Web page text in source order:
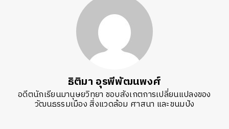
ธิติมา อุรพีพัฒนพงศ์
อดีตนักเรียนมานุษยวิทยา ชอบสังเกตการเปลี่ยนแปลงของ
วัฒนธรรมเมือง สิ่งแวดล้อม ศาสนา และขนมปัง